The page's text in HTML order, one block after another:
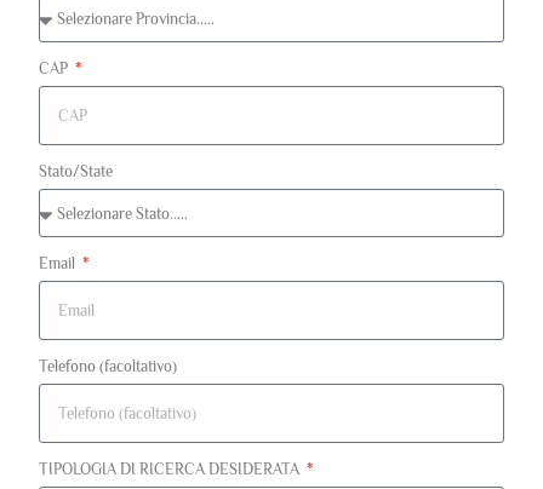
CAP
Stato/State
Email
Telefono (facoltativo)
TIPOLOGIA DI RICERCA DESIDERATA